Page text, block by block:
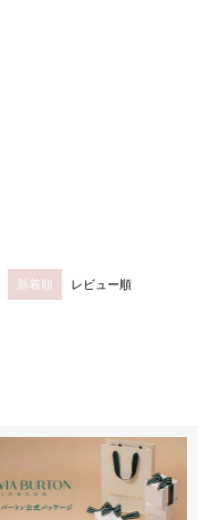
新着順 レビュー順